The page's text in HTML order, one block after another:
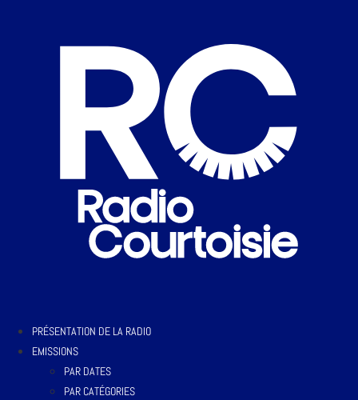
PRÉSENTATION DE LA RADIO
EMISSIONS
PAR DATES
PAR CATÉGORIES